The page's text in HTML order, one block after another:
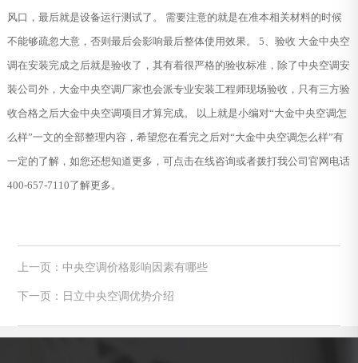
风口，最后就是设备运行测试了。 需要注意的就是在准本相关材料的时候
不能够疏忽大意，否则最后会影响最后整体使用效果。 5、验收 大金中央空
调在安装完成之后就是验收了，其有着很严格的验收标准，除了中央空调安
装公司外，大金中央空调厂家也会派专业安装工程师现场验收，只有三方验
收合格之后大金中央空调项目才算完成。 以上就是小编对“大金中央空调怎
么样”一文的全部整理内容，希望您在看完之后对“大金中央空调怎么样”有
一定的了解，如您还想知道更多，可点击在线咨询或者拨打我公司官网电话
400-657-7110了解更多。
上一页：中央空调价格影响因素有哪些
下一页：日立中央空调优势介绍